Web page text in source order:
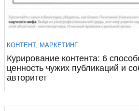
КОНТЕНТ, МАРКЕТИНГ
Курирование контента: 6
ценность чужих публикаций и
авторитет